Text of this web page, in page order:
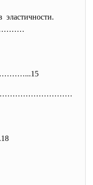
эластичности.
15